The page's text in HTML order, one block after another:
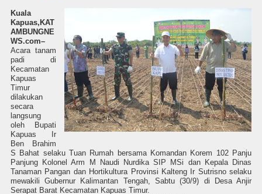
Kuala
Kapuas, KAT
AMBUNGNE
WS.com–
Acara tanam
padi di
Kecamatan
Kapuas
Timur
dilakukan
secara
langsung
oleh Bupati
Kapuas Ir
Ben Brahim
S Bahat selaku Tuan Rumah bersama Komandan Korem 102 Panju
Panjung Kolonel Arm M Naudi Nurdika SIP MSi dan Kepala Dinas
Tanaman Pangan dan Hortikultura Provinsi Kalteng Ir Sutrisno selaku
mewakili Gubernur Kalimantan Tengah, Sabtu (30/9) di Desa Anjir
Serapat Barat Kecamatan Kapuas Timur.